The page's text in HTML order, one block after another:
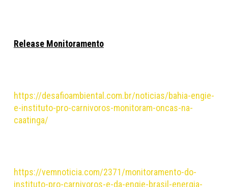
Release Monitoramento
https://desafioambiental.com.br/noticias/bahia-engie-
e-instituto-pro-carnivoros-monitoram-oncas-na-
caatinga/
https://vemnoticia.com/2371/monitoramento-do-
instituto-pro-carnivoros-e-da-engie-brasil-energia-